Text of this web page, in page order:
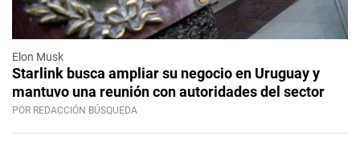
Elon Musk
Starlink busca ampliar su negocio en Uruguay y
mantuvo una reunión con autoridades del sector
POR REDACCIÓN BÚSQUEDA